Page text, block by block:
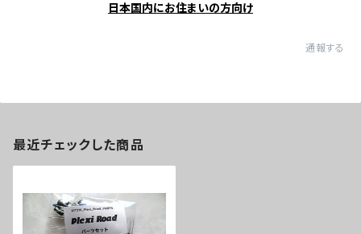
日本国内にお住まいの方向け
通報する
最近チェックした商品